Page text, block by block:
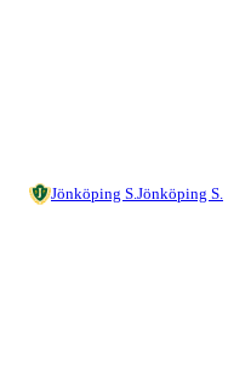
Jönköping S. Jönköping S.